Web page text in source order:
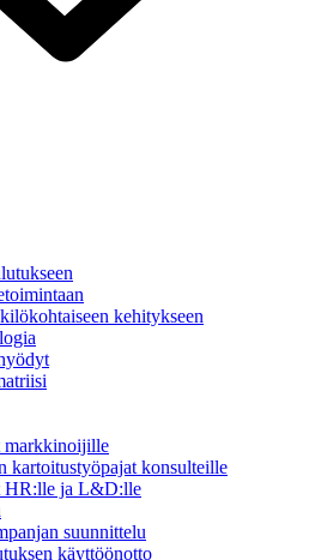
kehitykseen
markkinoijille
kartoitustyöpajat konsulteille
HR:lle ja L&D:lle
suunnittelu
käyttöönotto